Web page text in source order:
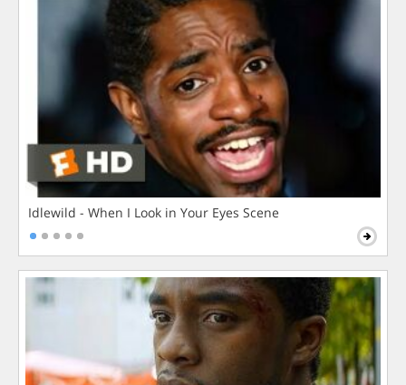
Idlewild - When I Look in Your Eyes Scene